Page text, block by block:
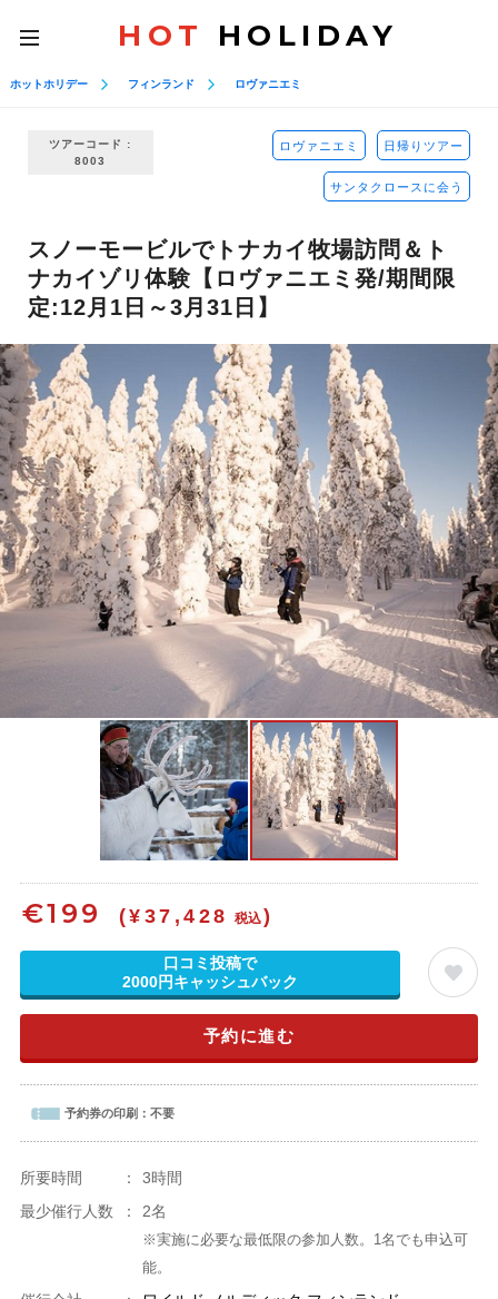
toggle
navigation
HOT HOLIDAY
ホットホリデー フィンランド ロヴァニエミ
ツアーコード :
8003
ロヴァニエミ 日帰りツアー
サンタクロースに会う
スノーモービルでトナカイ牧場訪問＆ト
ナカイゾリ体験【ロヴァニエミ発/期間限
定:12月1日～3月31日】
€199 (¥37,428 税込)
口コミ投稿で
2000円キャッシュバック
予約に進む
予約券の印刷： 不要
所要時間 ：
3時間
最少催行人数
： 2名
※実施に必要な最低限の参加人数。1名でも申込可
能。